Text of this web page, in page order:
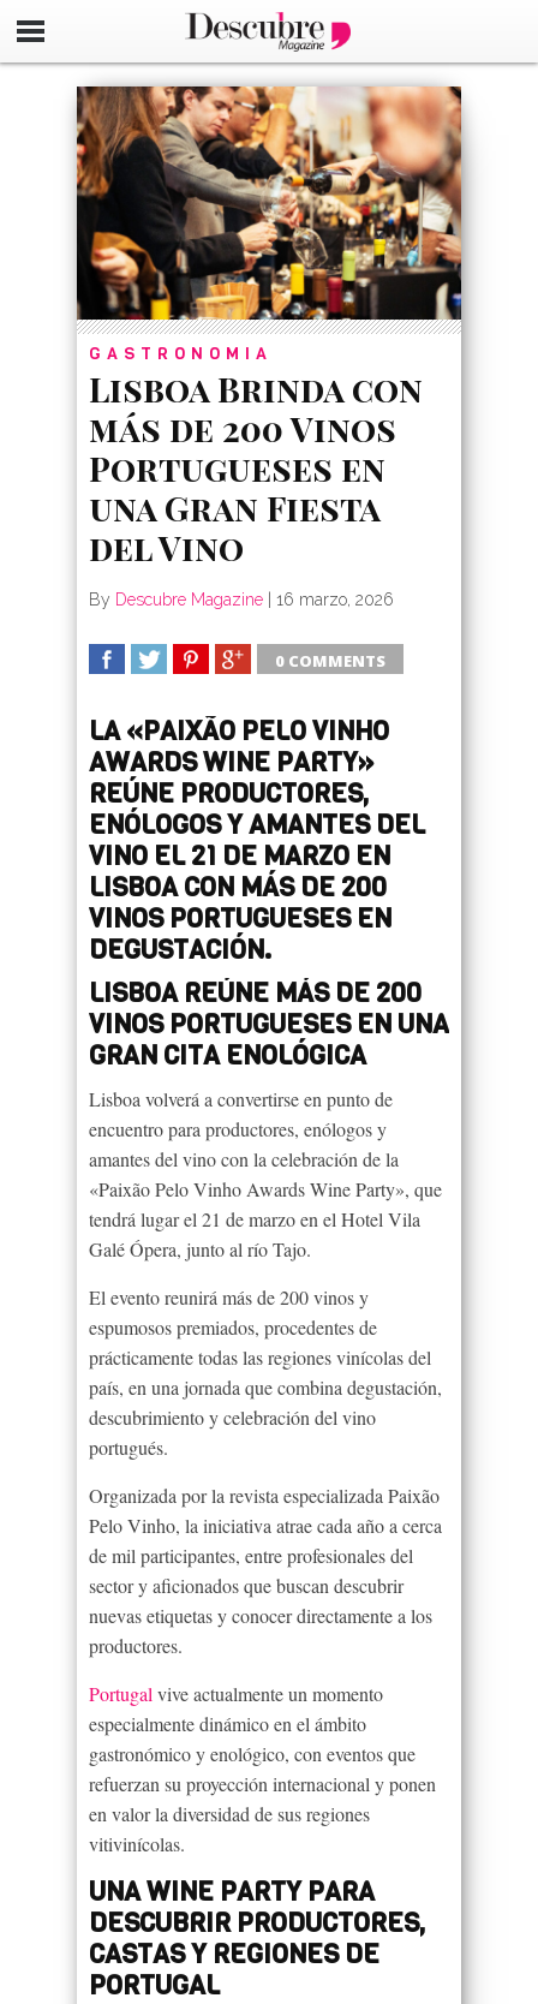
google-site-
GASTRONOMIA
Lisboa Brinda con
más de 200 Vinos
Portugueses en
una Gran Fiesta
del Vino
By Descubre Magazine 16 marzo, 2026
0 COMMENTS
LA «PAIXÃO PELO VINHO
AWARDS WINE PARTY»
REÚNE PRODUCTORES,
ENÓLOGOS Y AMANTES DEL
VINO EL 21 DE MARZO EN
LISBOA CON MÁS DE 200
VINOS PORTUGUESES EN
DEGUSTACIÓN.
LISBOA REÚNE MÁS DE 200
VINOS PORTUGUESES EN UNA
GRAN CITA ENOLÓGICA
Lisboa volverá a convertirse en punto de
encuentro para productores, enólogos y
amantes del vino con la celebración de la
«Paixão Pelo Vinho Awards Wine Party», que
tendrá lugar el 21 de marzo en el Hotel Vila
Galé Ópera, junto al río Tajo.
El evento reunirá más de 200 vinos y
espumosos premiados, procedentes de
prácticamente todas las regiones vinícolas del
país, en una jornada que combina degustación,
descubrimiento y celebración del vino
portugués.
Organizada por la revista especializada Paixão
Pelo Vinho, la iniciativa atrae cada año a cerca
de mil participantes, entre profesionales del
sector y aficionados que buscan descubrir
nuevas etiquetas y conocer directamente a los
productores.
Portugal vive actualmente un momento
especialmente dinámico en el ámbito
gastronómico y enológico, con eventos que
refuerzan su proyección internacional y ponen
en valor la diversidad de sus regiones
vitivinícolas.
UNA WINE PARTY PARA
DESCUBRIR PRODUCTORES,
CASTAS Y REGIONES DE
PORTUGAL